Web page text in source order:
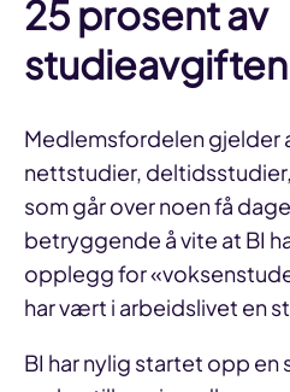
25 prosent av
Medlemsfordelen gjelder
nettstudier,
som går over noen få
betryggende å vite at BI
opplegg for
har vært i arbeidslivet en
BI har nylig startet opp en